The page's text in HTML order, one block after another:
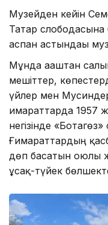
Музейден кейін
Татар
аспан астындағы
Мұнда ағаштан
мешіттер,
үйлер мен
ғимараттарда
негізінде «Ботагөз»
Ғимараттардың
дөп басатын оюлы
ұсақ-түйек